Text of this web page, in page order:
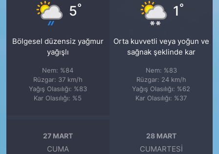
5°
Bölgesel düzensiz yağmur
yağışlı
Nem: %84
Rüzgar: 37 km/h
Yağış Olasılığı: %83
Kar Olasılığı: %5
1°
Orta kuvvetli veya yoğun ve
sağnak şeklinde kar
Nem: %83
Rüzgar: 24 km/h
Yağış Olasılığı: %62
Kar Olasılığı: %37
27 MART
CUMA
28 MART
CUMARTESI